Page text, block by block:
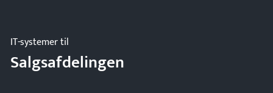
IT-systemer til
Salgsafdelingen